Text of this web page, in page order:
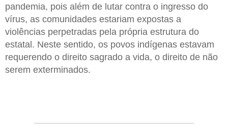
pandemia, pois além de lutar contra o ingresso do
vírus, as comunidades estariam expostas a
violências perpetradas pela própria estrutura do
estatal. Neste sentido, os povos indígenas estavam
requerendo o direito sagrado a vida, o direito de não
serem exterminados.